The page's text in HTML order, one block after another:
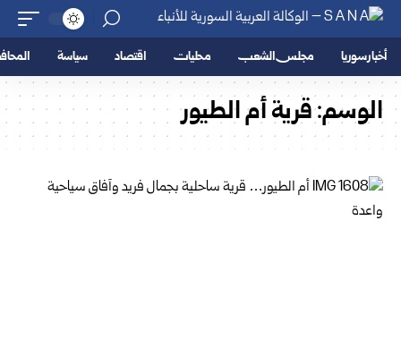
أخبار سوريا مجلس الشعب محليات اقتصاد سياسة
الوسم:قرية أم الطيور